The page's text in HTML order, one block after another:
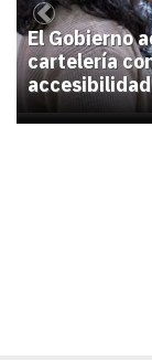
El Gobierno
cartelería
accesibilidad
Previous